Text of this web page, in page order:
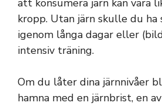
att konsumera järn kan vara
kropp. Utan järn skulle du
igenom långa dagar eller
intensiv träning.
Om du låter dina järnnivåer
hamna med en järnbrist, en